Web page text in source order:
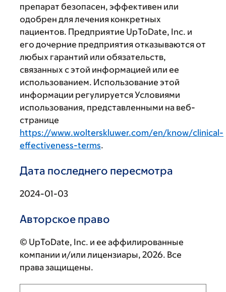
препарат безопасен, эффективен или
одобрен для лечения конкретных
пациентов. Предприятие UpToDate, Inc. и
его дочерние предприятия отказываются от
любых гарантий или обязательств,
связанных с этой информацией или ее
использованием. Использование этой
информации регулируется Условиями
использования, представленными на веб-
странице
https://www.wolterskluwer.com/en/know/clinical-
effectiveness-terms.
Дата последнего пересмотра
2024-01-03
Авторское право
© UpToDate, Inc. и ее аффилированные
компании и/или лицензиары, 2026. Все
права защищены.